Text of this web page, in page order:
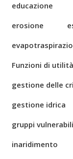
educazione
erosione
Funzioni di
gestione delle
gestione idrica
gruppi
inaridimento